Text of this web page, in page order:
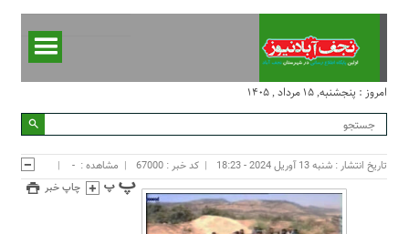
امروز : پنجشنبه, ۱۵ مرداد , ۱۴۰۵
تاریخ انتشار : شنبه 13 آوریل 2024 - 18:23 کد خبر : 67000 مشاهده : -
چاپ خبر